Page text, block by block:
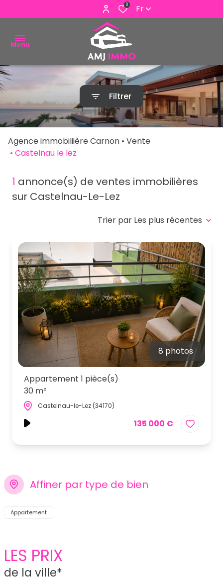
0 Fr
Menu
ACHETER
VENDRE
ESTIMER
ALERTE
NOUS
CONTACTER
Filtrer
Agence immobiliière Carnon
Vente
Castelnau le lez
1 annonce(s) de ventes immobilières
sur Castelnau-Le-Lez
Trier par Les plus récentes
8 photos
Appartement 1 pièce(s)
30 m²
Castelnau-le-Lez (34170)
135 000 €
Affiner par type de bien
Appartement
LES PRIX
de la ville*